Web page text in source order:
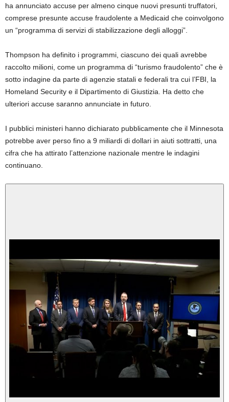
ha annunciato accuse per almeno cinque nuovi presunti truffatori,
comprese presunte accuse fraudolente a Medicaid che coinvolgono
un “programma di servizi di stabilizzazione degli alloggi”.
Thompson ha definito i programmi, ciascuno dei quali avrebbe
raccolto milioni, come un programma di “turismo fraudolento” che è
sotto indagine da parte di agenzie statali e federali tra cui l’FBI, la
Homeland Security e il Dipartimento di Giustizia. Ha detto che
ulteriori accuse saranno annunciate in futuro.
I pubblici ministeri hanno dichiarato pubblicamente che il Minnesota
potrebbe aver perso fino a 9 miliardi di dollari in aiuti sottratti, una
cifra che ha attirato l’attenzione nazionale mentre le indagini
continuano.